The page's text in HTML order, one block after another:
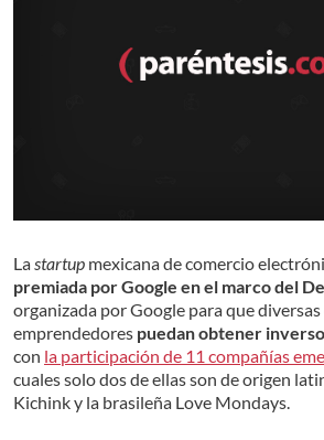
Lastartup mexicana de comercio
premiada por Google en el marco del
organizada por Google para que
emprendedores puedan obtener
con la participación de 11 compañías
cuales solo dos de ellas son de origen
Kichink y la brasileña Love Mondays.